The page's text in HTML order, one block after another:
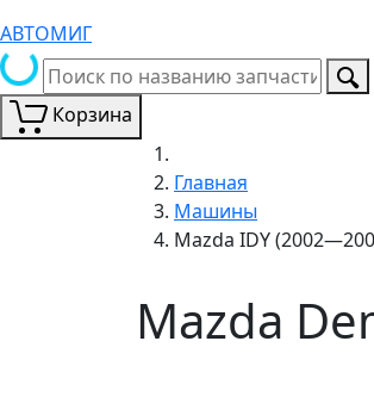
АВТОМИГ
Корзина
Главная
Машины
Mazda IDY
Mazda